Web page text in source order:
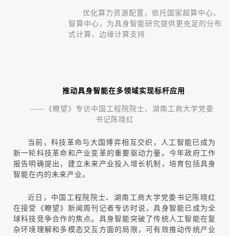
优化算力资源配置，依托国家超算中心、
智算中心，为具身智能研究提供更充足的分布
式计算、边缘计算支持
推动具身智能在多领域实现标杆应用
—— 《瞭望》专访中国工程院院士、湖南工商大学党委
书记 陈晓红
当前，科技革命与大国博弈相互交织，人工智能已成为
新一轮科技革命和产业变革的重要驱动力量。今年政府工作
报告明确提出，建立未来产业投入增长机制，培育包括具身
智能在内的未来产业。
近日，中国工程院院士、湖南工商大学党委书记 陈晓红
在接受《瞭望》新闻周刊记者专访时说，具身智能已成为全
球科技竞争合作的焦点。 具身智能突破了传统人工智能在复
杂环境理解和多模态交互方面的局限，可有效推动传统产业